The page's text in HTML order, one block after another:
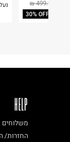
ח.פ. 511199291
499.90 ₪
30% OFF
HELP
משלוחים
החזרות/